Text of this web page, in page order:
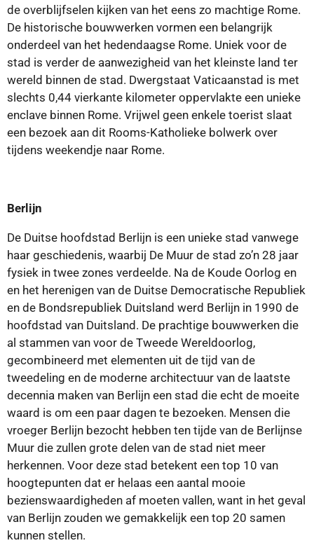
de overblijfselen kijken van het eens zo machtige Rome.
De historische bouwwerken vormen een belangrijk
onderdeel van het hedendaagse Rome. Uniek voor de
stad is verder de aanwezigheid van het kleinste land ter
wereld binnen de stad. Dwergstaat Vaticaanstad is met
slechts 0,44 vierkante kilometer oppervlakte een unieke
enclave binnen Rome. Vrijwel geen enkele toerist slaat
een bezoek aan dit Rooms-Katholieke bolwerk over
tijdens weekendje naar Rome.
Berlijn
De Duitse hoofdstad Berlijn is een unieke stad vanwege
haar geschiedenis, waarbij De Muur de stad zo’n 28 jaar
fysiek in twee zones verdeelde. Na de Koude Oorlog en
en het herenigen van de Duitse Democratische Republiek
en de Bondsrepubliek Duitsland werd Berlijn in 1990 de
hoofdstad van Duitsland. De prachtige bouwwerken die
al stammen van voor de Tweede Wereldoorlog,
gecombineerd met elementen uit de tijd van de
tweedeling en de moderne architectuur van de laatste
decennia maken van Berlijn een stad die echt de moeite
waard is om een paar dagen te bezoeken. Mensen die
vroeger Berlijn bezocht hebben ten tijde van de Berlijnse
Muur die zullen grote delen van de stad niet meer
herkennen. Voor deze stad betekent een top 10 van
hoogtepunten dat er helaas een aantal mooie
bezienswaardigheden af moeten vallen, want in het geval
van Berlijn zouden we gemakkelijk een top 20 samen
kunnen stellen.